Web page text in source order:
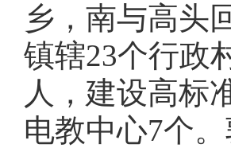
乡，南与高头
镇辖23个行政
人，建设高标
电教中心7个